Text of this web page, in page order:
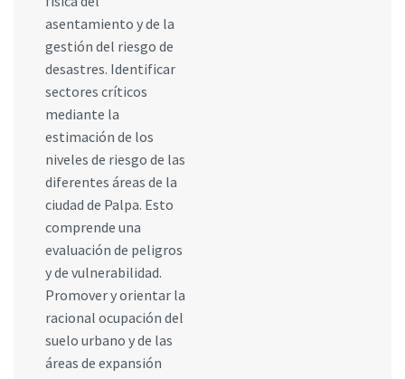
asentamiento y de la
gestión del riesgo de
desastres. Identificar
sectores críticos
mediante la
estimación de los
niveles de riesgo de las
diferentes áreas de la
ciudad de Palpa. Esto
comprende una
evaluación de peligros
y de vulnerabilidad.
Promover y orientar la
racional ocupación del
suelo urbano y de las
áreas de expansión